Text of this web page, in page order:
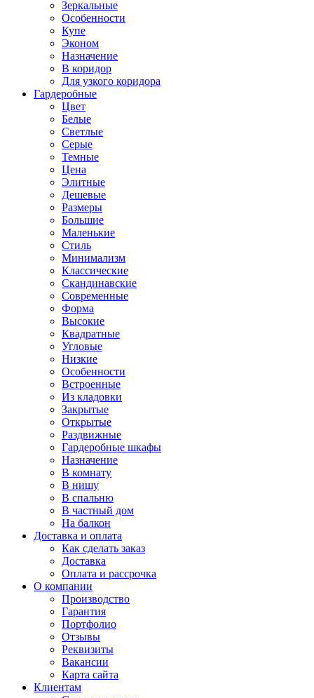
Зеркальные
Особенности
Купе
Эконом
Назначение
В коридор
Для узкого коридора
Гардеробные
Цвет
Белые
Светлые
Серые
Темные
Цена
Элитные
Дешевые
Размеры
Большие
Маленькие
Стиль
Минимализм
Классические
Скандинавские
Современные
Форма
Высокие
Квадратные
Угловые
Низкие
Особенности
Встроенные
Из кладовки
Закрытые
Открытые
Раздвижные
Гардеробные шкафы
Назначение
В комнату
В нишу
В спальню
В частный дом
На балкон
Доставка и оплата
Как сделать заказ
Доставка
Оплата и рассрочка
О компании
Производство
Гарантия
Портфолио
Отзывы
Реквизиты
Вакансии
Карта сайта
Клиентам